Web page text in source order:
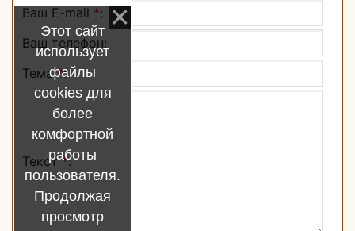
Ваш E-mail *:
Ваш телефон:
Тема*:
Текст*:
Этот сайт
использует
файлы
cookies для
более
комфортной
работы
пользователя.
Продолжая
просмотр